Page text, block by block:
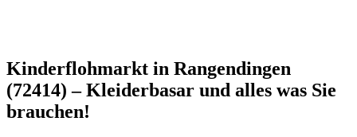
Kinderflohmarkt in Rangendingen
(72414) – Kleiderbasar und alles was Sie
brauchen!